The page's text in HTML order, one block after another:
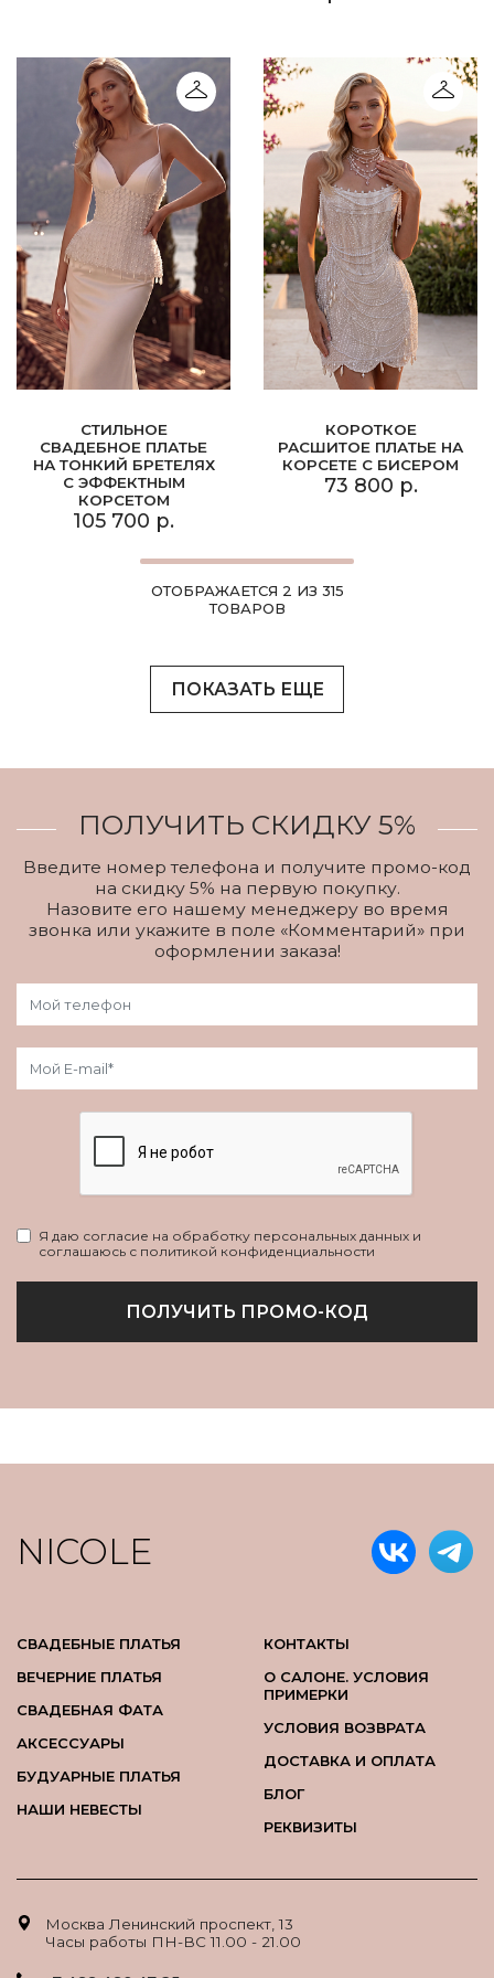
СТИЛЬНОЕ
СВАДЕБНОЕ ПЛАТЬЕ
НА ТОНКИЙ БРЕТЕЛЯХ
С ЭФФЕКТНЫМ
КОРСЕТОМ
105 700 р.
КОРОТКОЕ
РАСШИТОЕ ПЛАТЬЕ НА
КОРСЕТЕ С БИСЕРОМ
73 800 р.
ОТОБРАЖАЕТСЯ 2 ИЗ 315
ТОВАРОВ
ПОКАЗАТЬ ЕЩЕ
ПОЛУЧИТЬ СКИДКУ 5%
Введите номер телефона и получите промо-код
на скидку 5% на первую покупку.
Назовите его нашему менеджеру во время
звонка или укажите в поле «Комментарий» при
оформлении заказа!
Я даю согласие на обработку персональных данных и
соглашаюсь с политикой конфиденциальности
ПОЛУЧИТЬ ПРОМО-КОД
NICOLE
СВАДЕБНЫЕ ПЛАТЬЯ
ВЕЧЕРНИЕ ПЛАТЬЯ
СВАДЕБНАЯ ФАТА
АКСЕССУАРЫ
БУДУАРНЫЕ ПЛАТЬЯ
НАШИ НЕВЕСТЫ
КОНТАКТЫ
О САЛОНЕ. УСЛОВИЯ
ПРИМЕРКИ
УСЛОВИЯ ВОЗВРАТА
ДОСТАВКА И ОПЛАТА
БЛОГ
РЕКВИЗИТЫ
Москва Ленинский проспект, 13
Часы работы ПН-ВС 11.00 - 21.00